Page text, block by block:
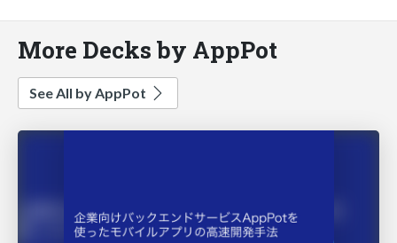
More Decks by AppPot
See All by AppPot